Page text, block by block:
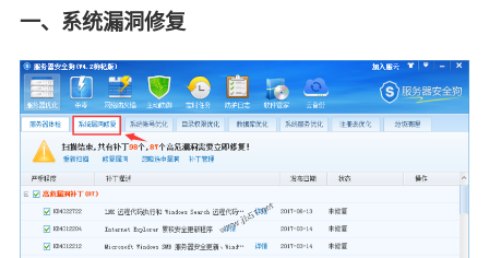
一、系统漏洞修复